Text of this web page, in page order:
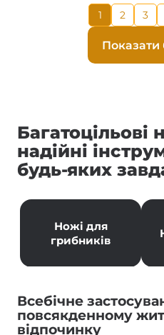
Показати
Поточна
сторінка
1
Page
2 3
Багатоцільові
надійні
будь-яких
Ножі для
грибників
Всебічне
повсякденному
відпочинку